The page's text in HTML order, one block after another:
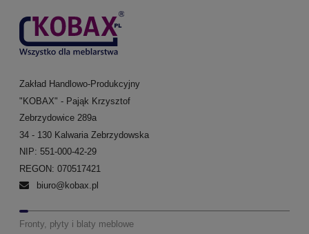
Zakład Handlowo-Produkcyjny
"KOBAX" - Pająk Krzysztof
Zebrzydowice 289a
34 - 130 Kalwaria Zebrzydowska
NIP: 551-000-42-29
REGON: 070517421
biuro@kobax.pl
Fronty, płyty i blaty meblowe